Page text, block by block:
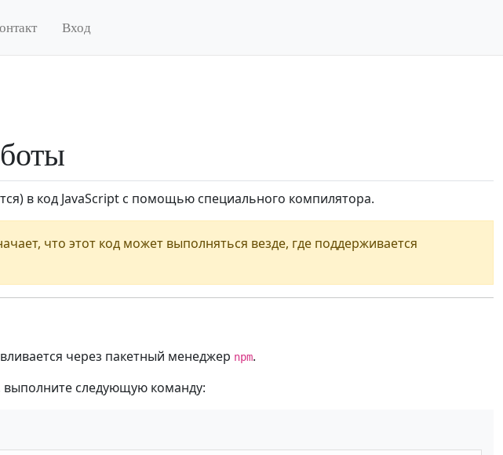
Вход
в код JavaScript с помощью специального компилятора.
что этот код может выполняться везде, где поддерживается
через пакетный менеджер npm.
выполните следующую команду: